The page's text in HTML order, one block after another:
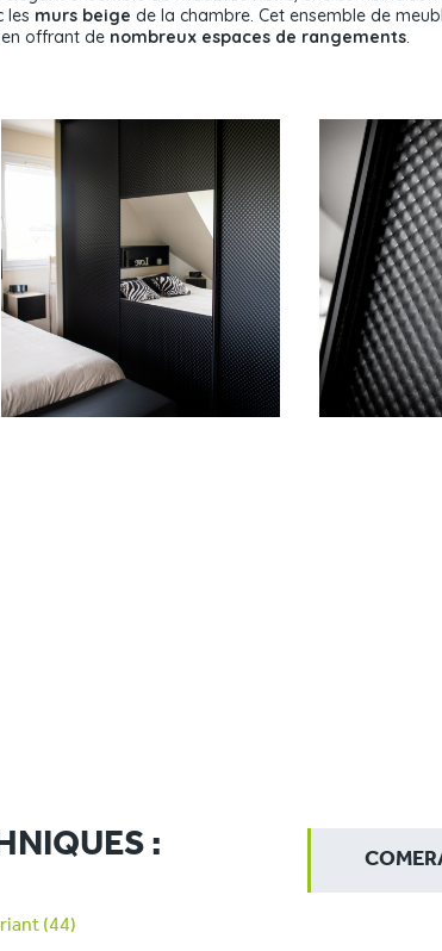
les murs beige de la chambre. Cet ensemble de
offrant de nombreux espaces de rangements.
:
(44)